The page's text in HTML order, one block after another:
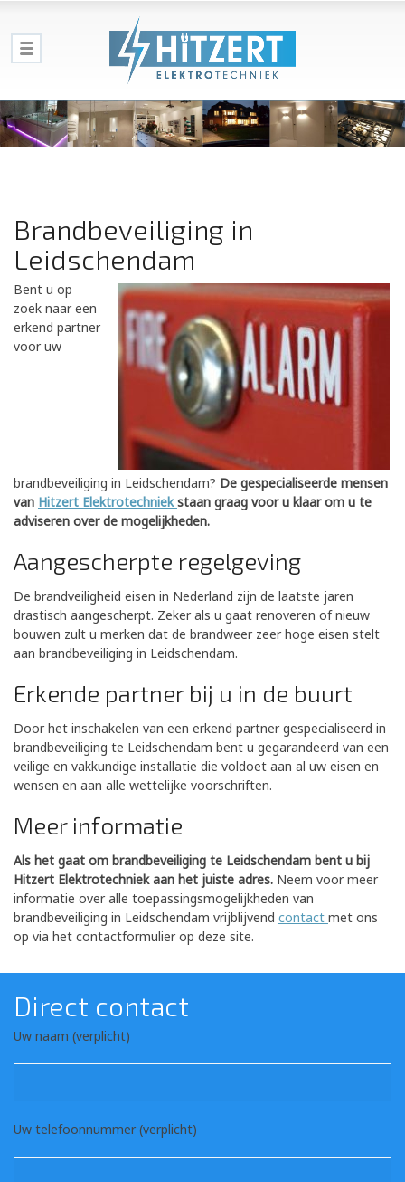
Brandbeveiliging in
Leidschendam
Bent u op
zoek naar een
erkend partner
voor uw
brandbeveiliging in Leidschendam? De gespecialiseerde mensen
van Hitzert Elektrotechniekstaan graag voor u klaar om u te
adviseren over de mogelijkheden.
Aangescherpte regelgeving
De brandveiligheid eisen in Nederland zijn de laatste jaren
drastisch aangescherpt. Zeker als u gaat renoveren of nieuw
bouwen zult u merken dat de brandweer zeer hoge eisen stelt
aan brandbeveiliging in Leidschendam.
Erkende partner bij u in de buurt
Door het inschakelen van een erkend partner gespecialiseerd in
brandbeveiliging te Leidschendam bent u gegarandeerd van een
veilige en vakkundige installatie die voldoet aan al uw eisen en
wensen en aan alle wettelijke voorschriften.
Meer informatie
Als het gaat om brandbeveiliging te Leidschendam bent u bij
Hitzert Elektrotechniek aan het juiste adres. Neem voor meer
informatie over alle toepassingsmogelijkheden van
brandbeveiliging in Leidschendam vrijblijvend contact met ons
op via het contactformulier op deze site.
Direct contact
Uw naam (verplicht)
Uw telefoonnummer (verplicht)